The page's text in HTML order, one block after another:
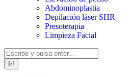
Abdominoplastia
Depilación láser SHR
Presoterapia
Limpieza Facial
Buscar: